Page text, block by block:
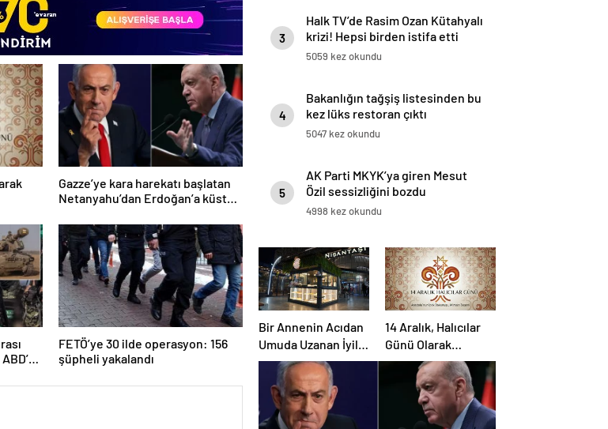
Gazze’ye kara harekatı başlatan
Netanyahu’dan Erdoğan’a küstah
FETÖ’ye 30 ilde operasyon: 156
şüpheli yakalandı
3
Halk TV’de Rasim Ozan Kütahyalı
krizi! Hepsi birden istifa etti
5059 kez okundu
4
Bakanlığın tağşiş listesinden bu
kez lüks restoran çıktı
5047 kez okundu
5
AK Parti MKYK’ya giren Mesut
Özil sessizliğini bozdu
4998 kez okundu
Bir Annenin Acıdan
Umuda Uzanan İyilik
Yolculuğu
14 Aralık, Halıcılar
Günü Olarak
Sektöre
Kazandırılıyor